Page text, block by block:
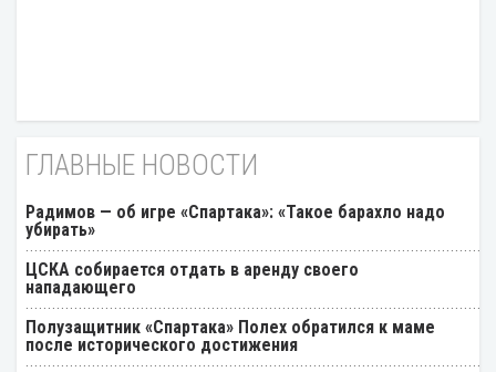
ГЛАВНЫЕ НОВОСТИ
Радимов — об игре «Спартака»: «Такое барахло надо
убирать»
ЦСКА собирается отдать в аренду своего
нападающего
Полузащитник «Спартака» Полех обратился к маме
после исторического достижения